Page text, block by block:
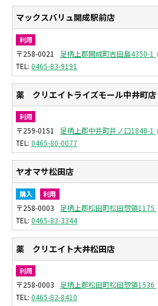
マックスバリュ開成駅前店
利用
〒258-0021
足柄上郡開成町吉田島4350-1
0465-83-9191
薬 クリエイトライズモール中井町店
利用
〒259-0151
足柄上郡中井町井ノ口1848-1
0465-80-0077
ヤオマサ松田店
購入 利用
〒258-0003
足柄上郡松田町松田惣領1175
0465-83-3344
薬 クリエイト大井松田店
利用
〒258-0003
足柄上郡松田町松田惣領1536
0465-82-8410